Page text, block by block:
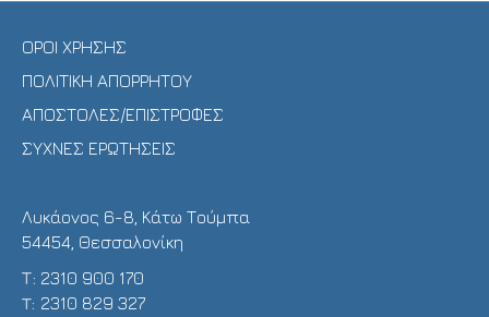
ΟΡΟΙ ΧΡΗΣΗΣ
ΠΟΛΙΤΙΚΗ ΑΠΟΡΡΗΤΟΥ
ΑΠΟΣΤΟΛΕΣ/ΕΠΙΣΤΡΟΦΕΣ
ΣΥΧΝΕΣ ΕΡΩΤΗΣΕΙΣ
Λυκάονος 6-8, Κάτω Τούμπα
54454, Θεσσαλονίκη
Τ: 2310 900 170
T: 2310 829 327